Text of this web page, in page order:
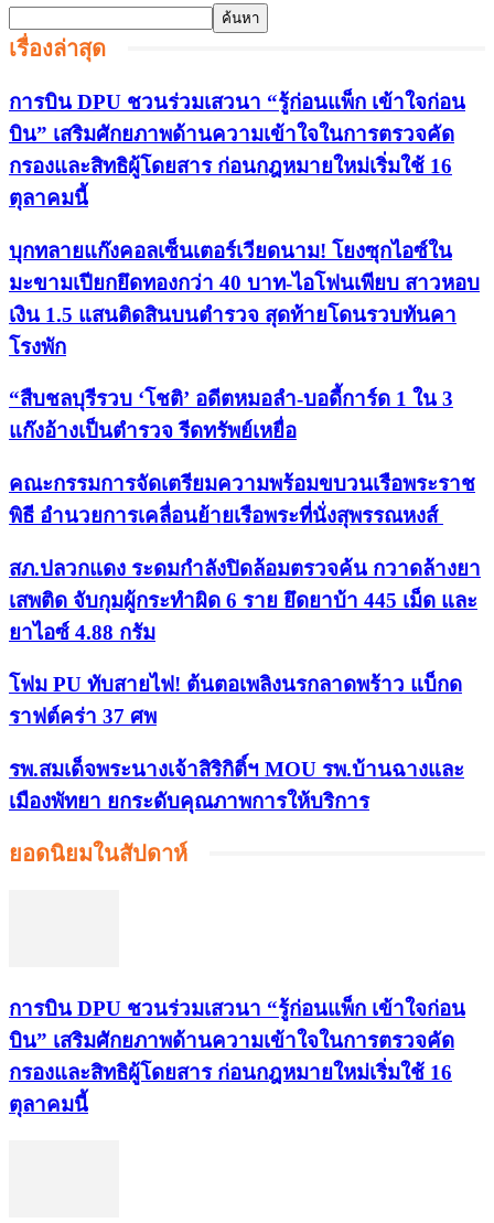
เรื่องล่าสุด
การบิน DPU ชวนร่วมเสวนา “รู้ก่อนแพ็ก เข้าใจก่อน
บิน” เสริมศักยภาพด้านความเข้าใจในการตรวจคัด
กรองและสิทธิผู้โดยสาร ก่อนกฎหมายใหม่เริ่มใช้ 16
ตุลาคมนี้
บุกทลายแก๊งคอลเซ็นเตอร์เวียดนาม! โยงซุกไอซ์ใน
มะขามเปียกยึดทองกว่า 40 บาท-ไอโฟนเพียบ สาวหอบ
เงิน 1.5 แสนติดสินบนตำรวจ สุดท้ายโดนรวบทันคา
โรงพัก
“สืบชลบุรีรวบ ‘โชติ’ อดีตหมอลำ-บอดี้การ์ด 1 ใน 3
แก๊งอ้างเป็นตำรวจ รีดทรัพย์เหยื่อ
คณะกรรมการจัดเตรียมความพร้อมขบวนเรือพระราช
พิธี อำนวยการเคลื่อนย้ายเรือพระที่นั่งสุพรรณหงส์
สภ.ปลวกแดง ระดมกำลังปิดล้อมตรวจค้น กวาดล้างยา
เสพติด จับกุมผู้กระทำผิด 6 ราย ยึดยาบ้า 445 เม็ด และ
ยาไอซ์ 4.88 กรัม
โฟม PU ทับสายไฟ! ต้นตอเพลิงนรกลาดพร้าว แบ็กด
ราฟต์คร่า 37 ศพ
รพ.สมเด็จพระนางเจ้าสิริกิติ์ฯ MOU รพ.บ้านฉางและ
เมืองพัทยา ยกระดับคุณภาพการให้บริการ
ยอดนิยมในสัปดาห์
การบิน DPU ชวนร่วมเสวนา “รู้ก่อนแพ็ก เข้าใจก่อน
บิน” เสริมศักยภาพด้านความเข้าใจในการตรวจคัด
กรองและสิทธิผู้โดยสาร ก่อนกฎหมายใหม่เริ่มใช้ 16
ตุลาคมนี้